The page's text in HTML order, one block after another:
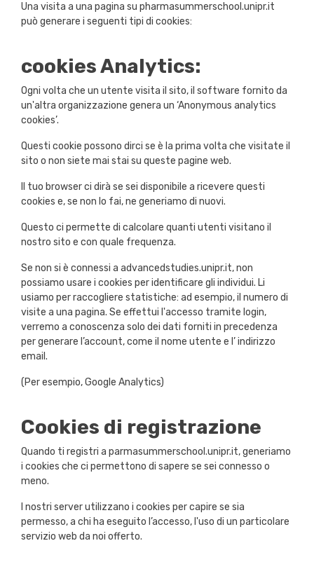
Una visita a una pagina su pharmasummerschool.unipr.it
può generare i seguenti tipi di cookies:
cookies Analytics:
Ogni volta che un utente visita il sito, il software fornito da
un'altra organizzazione genera un ‘Anonymous analytics
cookies’.
Questi cookie possono dirci se è la prima volta che visitate il
sito o non siete mai stai su queste pagine web.
Il tuo browser ci dirà se sei disponibile a ricevere questi
cookies e, se non lo fai, ne generiamo di nuovi.
Questo ci permette di calcolare quanti utenti visitano il
nostro sito e con quale frequenza.
Se non si è connessi a advancedstudies.unipr.it, non
possiamo usare i cookies per identificare gli individui. Li
usiamo per raccogliere statistiche: ad esempio, il numero di
visite a una pagina. Se effettui l'accesso tramite login,
verremo a conoscenza solo dei dati forniti in precedenza
per generare l’account, come il nome utente e l’ indirizzo
email.
(Per esempio, Google Analytics)
Cookies di registrazione
Quando ti registri a parmasummerschool.unipr.it, generiamo
i cookies che ci permettono di sapere se sei connesso o
meno.
I nostri server utilizzano i cookies per capire se sia
permesso, a chi ha eseguito l’accesso, l'uso di un particolare
servizio web da noi offerto.